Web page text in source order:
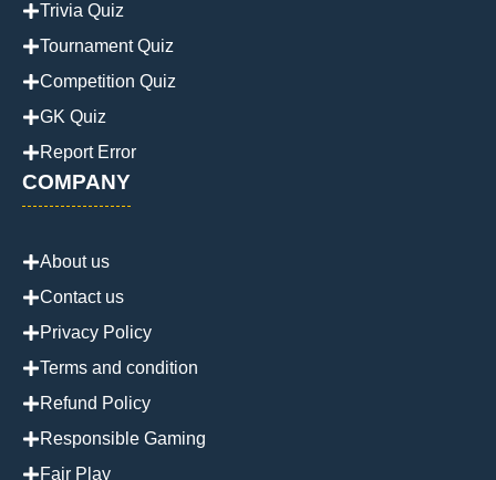
Trivia Quiz
Tournament Quiz
Competition Quiz
GK Quiz
Report Error
COMPANY
About us
Contact us
Privacy Policy
Terms and condition
Refund Policy
Responsible Gaming
Fair Play